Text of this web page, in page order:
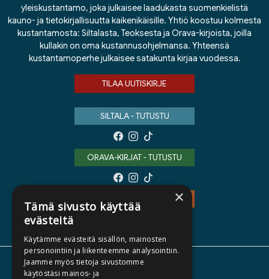
yleiskustantamo, joka julkaisee laadukasta suomenkielistä
kauno- ja tietokirjallisuutta kaikenikäisille. Yhtiö koostuu kolmesta
kustantamosta: Siltalasta, Teoksesta ja Orava-kirjoista, joilla
kullakin on oma kustannusohjelmansa. Yhteensä
kustantamoperhe julkaisee satakunta kirjaa vuodessa.
TILAA UUTISKIRJE
SILTALA - TUTUSTU
ORAVA-KIRJAT - TUTUSTU
TIETOA MEISTÄ
×
Tämä sivusto käyttää
evästeitä
Käytämme evästeitä sisällön, mainosten
personointiin ja liikenteemme analysointiin.
Jaamme myös tietoja sivustomme
käytöstäsi mainos- ja